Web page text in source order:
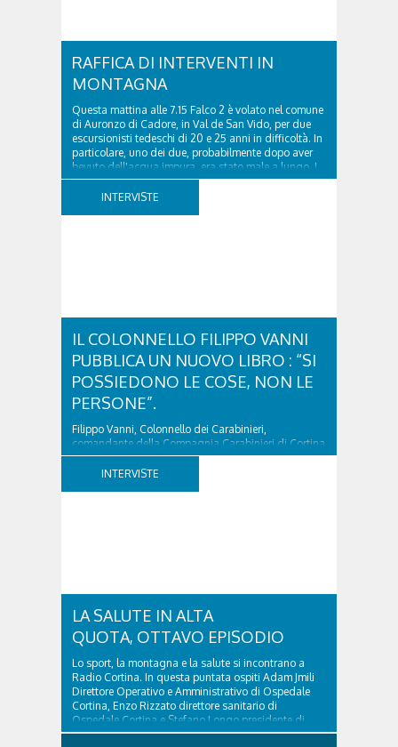
RAFFICA DI INTERVENTI IN
MONTAGNA
Questa mattina alle 7.15 Falco 2 è volato nel comune
di Auronzo di Cadore, in Val de San Vido, per due
escursionisti tedeschi di 20 e 25 anni in difficoltà. In
particolare, uno dei due, probabilmente dopo aver
bevuto dell'acqua impura, era stato male a lungo. I
due ragazzi, che avevano passato...
INTERVISTE
IL COLONNELLO FILIPPO VANNI
PUBBLICA UN NUOVO LIBRO : “SI
POSSIEDONO LE COSE, NON LE
PERSONE”.
Filippo Vanni, Colonnello dei Carabinieri,
comandante della Compagnia Carabinieri di Cortina
d’Ampezzo sino al 2010, esperto di legislazione
nazionale ed europea, è l’ideatore del progetto di
INTERVISTE
LA SALUTE IN ALTA
QUOTA, OTTAVO EPISODIO
Lo sport, la montagna e la salute si incontrano a
Radio Cortina. In questa puntata ospiti Adam Jmili
Direttore Operativo e Amministrativo di Ospedale
Cortina, Enzo Rizzato direttore sanitario di
Ospedale Cortina e Stefano Longo presidente di
Fondazione Cortina. GVM Care & Research –...